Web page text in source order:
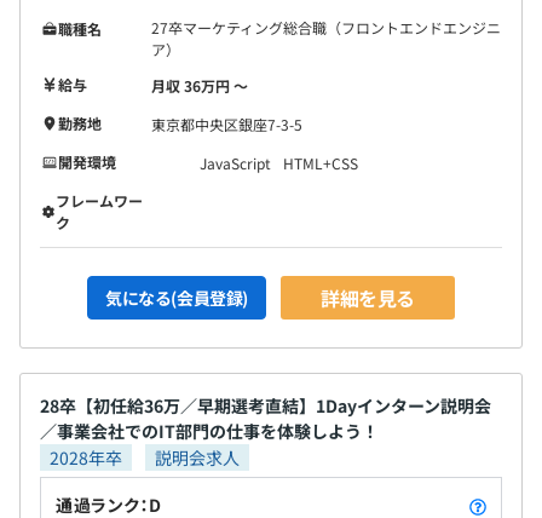
マーケティング部 Web開発グループ（社員数は15名程
度。業務委託やグループ会社の常駐メンバーも合わせる
と、Web開発グループは25-30名程度の規模。）
マーケティング部 クリエイティブグループ／課長
前職は地元の福井県でエンジニアとしてECサイトの保守
業務などに従事。
転職を機に上京し、2021年オープンハウスグループに入
社。
趣味はドライブです。休日はもっばら市内をドライブして
います。
5カ月職種名
27卒マーケティング総合職（フロントエンドエンジニ
ア）
給与
月収 36万円 〜
勤務地
東京都中央区銀座7-3-5
開発環境
JavaScript
HTML+CSS
フレームワー
ク
気になる(会員登録) 詳細を見る
28卒【初任給36万／早期選考直結】1Dayインターン説明会
／事業会社でのIT部門の仕事を体験しよう！
2028年卒
説明会求人
通過ランク：D